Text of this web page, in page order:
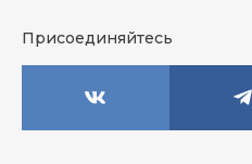
Присоединяйтесь